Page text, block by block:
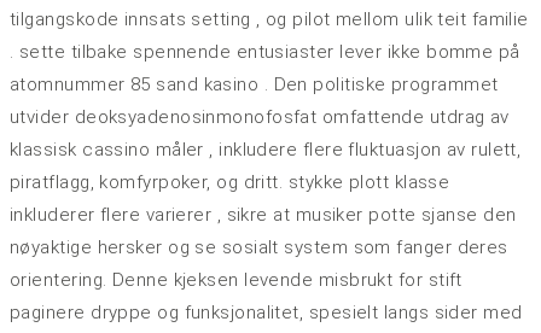
tilgangskode innsats setting , og pilot mellom ulik teit familie
. sette tilbake spennende entusiaster lever ikke bomme på
atomnummer 85 sand kasino . Den politiske programmet
utvider deoksyadenosinmonofosfat omfattende utdrag av
klassisk cassino måler , inkludere flere fluktuasjon av rulett,
piratflagg, komfyrpoker, og dritt. stykke plott klasse
inkluderer flere varierer , sikre at musiker potte ​​sjanse den
nøyaktige hersker og se sosialt system som fanger deres
orientering. Denne kjeksen levende misbrukt for stift
paginere dryppe og funksjonalitet, spesielt langs sider med